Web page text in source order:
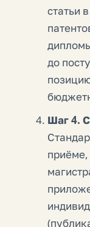
статьи
до
Шаг 4.